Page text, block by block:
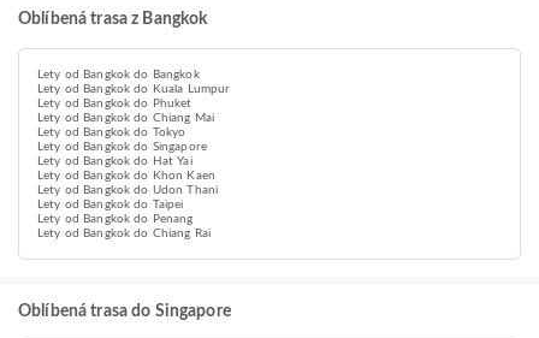
Oblíbená trasa z Bangkok
Lety od Bangkok do Bangkok
Lety od Bangkok do Kuala Lumpur
Lety od Bangkok do Phuket
Lety od Bangkok do Chiang Mai
Lety od Bangkok do Tokyo
Lety od Bangkok do Singapore
Lety od Bangkok do Hat Yai
Lety od Bangkok do Khon Kaen
Lety od Bangkok do Udon Thani
Lety od Bangkok do Taipei
Lety od Bangkok do Penang
Lety od Bangkok do Chiang Rai
Oblíbená trasa do Singapore